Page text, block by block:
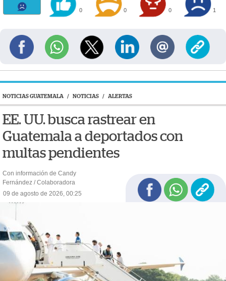
0 0 0 1
NOTICIAS GUATEMALA / NOTICIAS / ALERTAS
EE. UU. busca rastrear en
Guatemala a deportados con
multas pendientes
Con información de Candy
Fernández / Colaboradora
09 de agosto de 2026, 00:25